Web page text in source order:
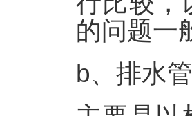
的问题一
b、排水